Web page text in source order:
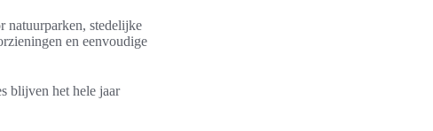
natuurparken, stedelijke
en eenvoudige
blijven het hele jaar